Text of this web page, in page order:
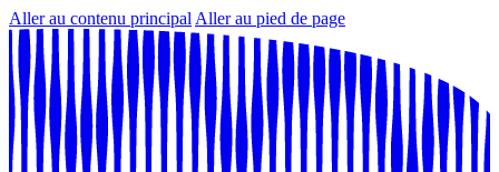
Aller au contenu principal Aller au pied de page